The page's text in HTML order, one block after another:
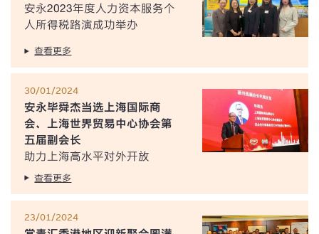
安永2023年度人力资本服务个
人所得税路演成功举办
查看更多
30/01/2024
安永毕舜杰当选上海国际商
会、上海世界贸易中心协会第
五届副会长
助力上海高水平对外开放
查看更多
23/01/2024